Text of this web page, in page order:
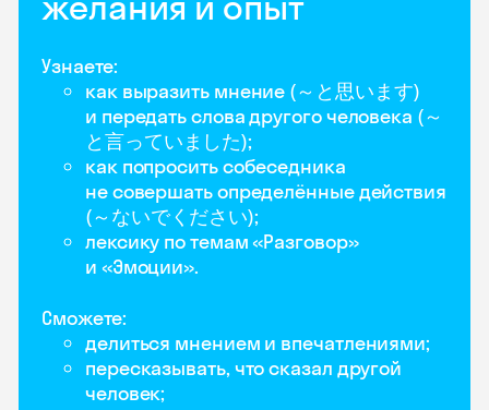
Узнаете:
как выразить мнение (～と思います)
и передать слова другого человека (～
と言っていました);
как попросить собеседника
не совершать определённые действия
(～ないでください);
лексику по темам «Разговор»
и «Эмоции».
Сможете:
делиться мнением и впечатлениями;
пересказывать, что сказал другой
человек;